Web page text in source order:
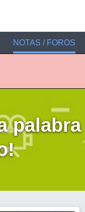
NOTAS / FOROS